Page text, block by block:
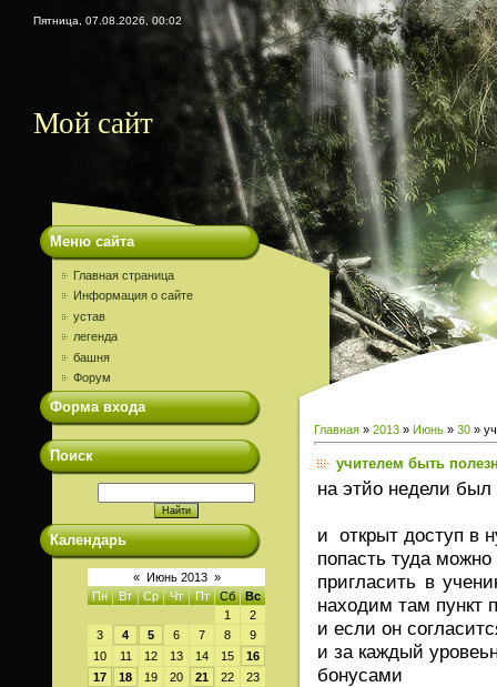
Пятница, 07.08.2026, 00:02
Мой сайт
Меню сайта
Главная страница
Информация о сайте
устав
легенда
башня
Форум
Форма входа
Поиск
Календарь
« Июнь 2013 »
Пн
Вт Ср Чт Пт Сб
Вс
1
2
3
4 5 6 7 8
9
10
11 12 13 14 15
16
17
18 19 20 21 22
23
Главная » 2013 » Июнь » 30 »
учителем быть
на этйо недели
и открыт доступ в
попасть туда можно
пригласить в
находим там пункт
и если он
и за каждый
бонусами